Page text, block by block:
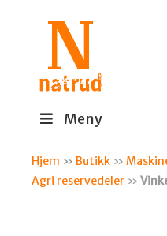
Meny
Hjem » Butikk »
Agri reservedeler »